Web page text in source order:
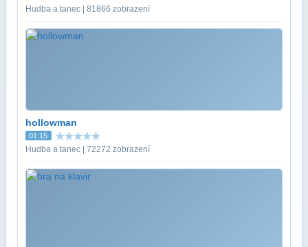
Hudba a tanec | 81866 zobrazení
hollowman
01:15
Hudba a tanec | 72272 zobrazení